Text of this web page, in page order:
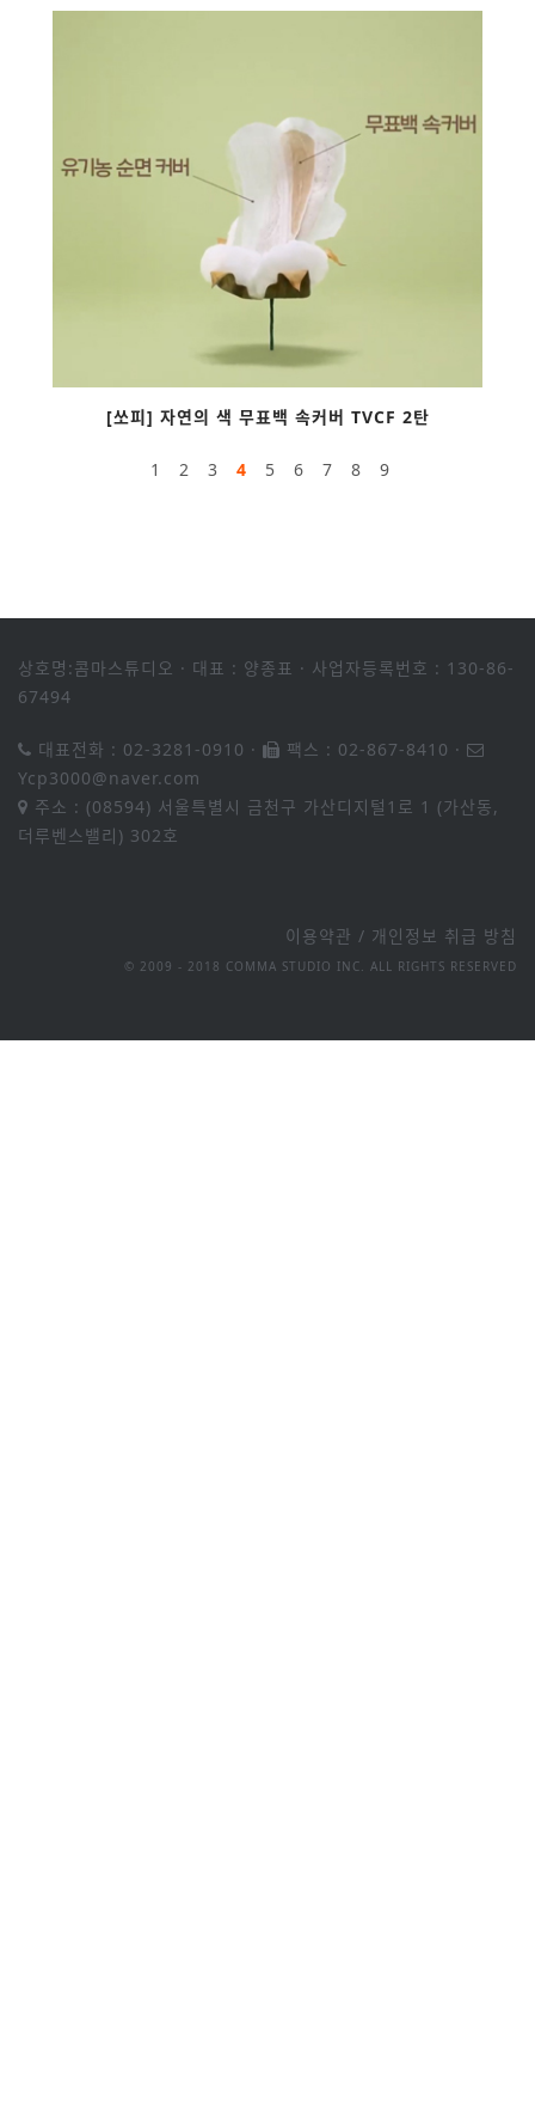
[쏘피] 자연의 색 무표백 속커버 TVCF 2탄
1 2 3 4 5 6 7 8 9
상호명:콤마스튜디오 · 대표 : 양종표 · 사업자등록번호 : 130-86-
67494
대표전화 : 02-3281-0910 · 팩스 : 02-867-8410 ·
Ycp3000@naver.com
주소 : (08594) 서울특별시 금천구 가산디지털1로 1 (가산동,
더루벤스밸리) 302호
이용약관 / 개인정보 취급 방침
© 2009 - 2018 COMMA STUDIO INC. ALL RIGHTS RESERVED